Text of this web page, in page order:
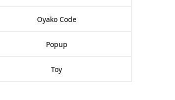
Oyako Code
Popup
Toy